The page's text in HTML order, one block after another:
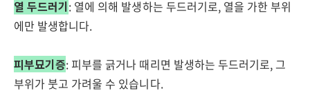
열 두드러기: 열에 의해 발생하는 두드러기로, 열을 가한 부위
에만 발생합니다.
피부묘기증: 피부를 긁거나 때리면 발생하는 두드러기로, 그
부위가 붓고 가려울 수 있습니다.